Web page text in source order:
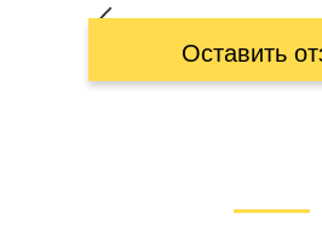
Оставить